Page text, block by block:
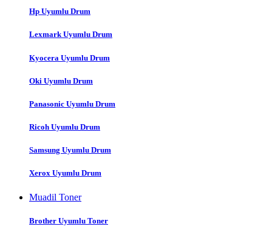
Hp Uyumlu Drum
Lexmark Uyumlu Drum
Kyocera Uyumlu Drum
Oki Uyumlu Drum
Panasonic Uyumlu Drum
Ricoh Uyumlu Drum
Samsung Uyumlu Drum
Xerox Uyumlu Drum
Muadil Toner
Brother Uyumlu Toner